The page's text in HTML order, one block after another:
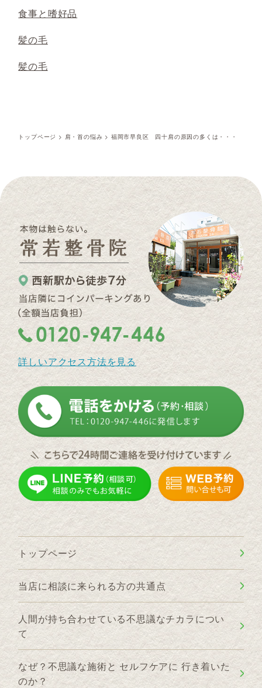
食事と嗜好品
髪の毛
髪の毛
トップページ > 肩・首の悩み > 福岡市早良区 四十肩の原因の多くは・・・
詳しいアクセス方法を見る
トップページ
当店に相談に来られる方の共通点
人間が持ち合わせている不思議なチカラについ
て
なぜ？不思議な施術と セルフケアに 行き着いた
のか？